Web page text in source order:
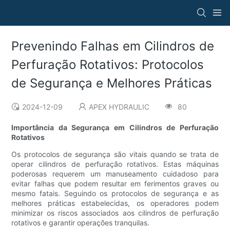
Prevenindo Falhas em Cilindros de
Perfuração Rotativos: Protocolos
de Segurança e Melhores Práticas
2024-12-09 APEX HYDRAULIC 80
Importância da Segurança em Cilindros de Perfuração
Rotativos
Os protocolos de segurança são vitais quando se trata de
operar cilindros de perfuração rotativos. Estas máquinas
poderosas requerem um manuseamento cuidadoso para
evitar falhas que podem resultar em ferimentos graves ou
mesmo fatais. Seguindo os protocolos de segurança e as
melhores práticas estabelecidas, os operadores podem
minimizar os riscos associados aos cilindros de perfuração
rotativos e garantir operações tranquilas.